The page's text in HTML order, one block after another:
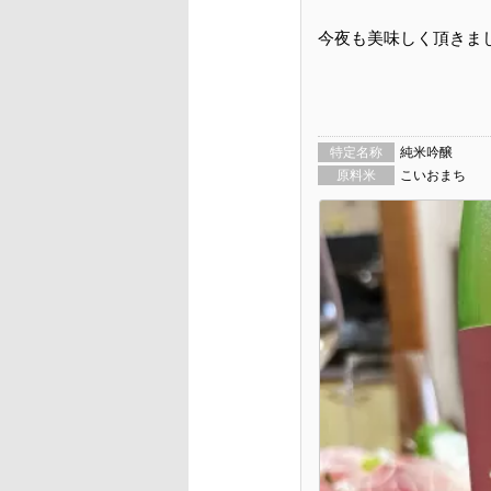
今夜も美味しく頂きま
特定名称
純米吟醸
原料米
こいおまち